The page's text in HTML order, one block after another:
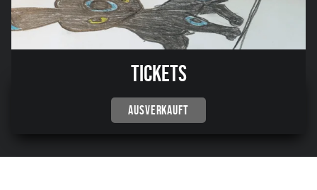
Tickets
AUSVERKAUFT